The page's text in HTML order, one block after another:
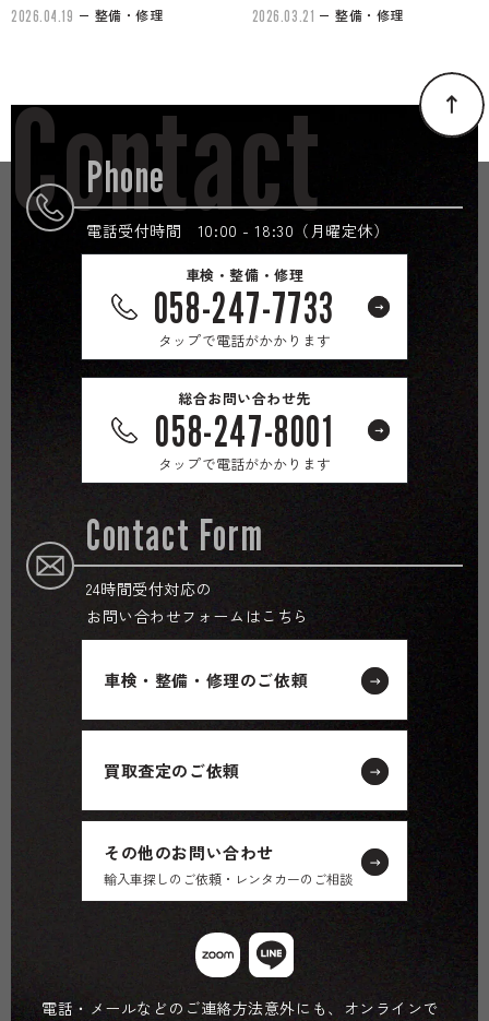
2026.04.19 整備・修理 2026.03.21 整備・修理
Phone
電話受付時間 10:00 - 18:30（月曜定休）
車検・整備・修理
058-247-7733
タップで電話がかかります
総合お問い合わせ先
058-247-8001
タップで電話がかかります
Contact Form
24時間受付対応の
お問い合わせフォームはこちら
車検・整備・修理のご依頼
買取査定のご依頼
その他のお問い合わせ
輸入車探しのご依頼・レンタカーのご相談
電話・メールなどのご連絡方法意外にも、オンラインで
Contact